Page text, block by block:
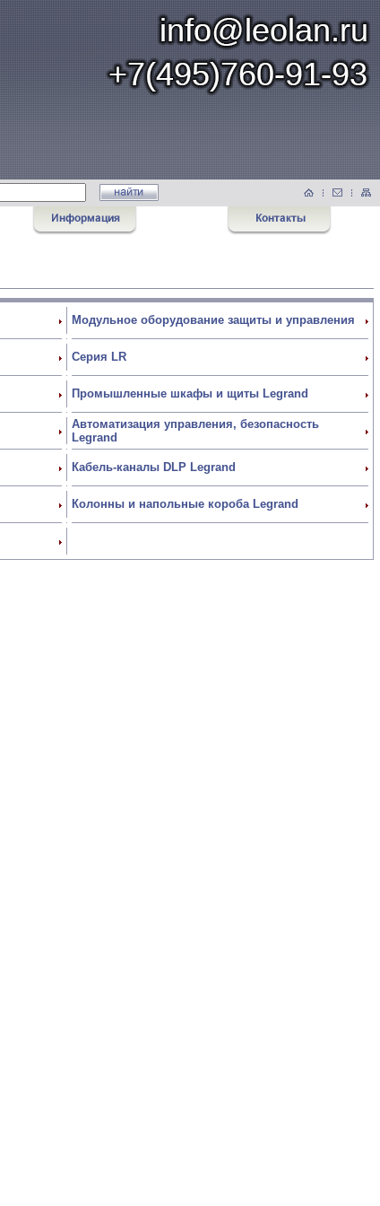
Модульное оборудование защиты и управления
Серия LR
Промышленные шкафы и щиты Legrand
Автоматизация управления, безопасность
Legrand
Кабель-каналы DLP Legrand
Колонны и напольные короба Legrand